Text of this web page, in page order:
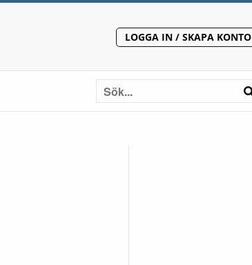
LOGGA IN / SKAPA KONTO